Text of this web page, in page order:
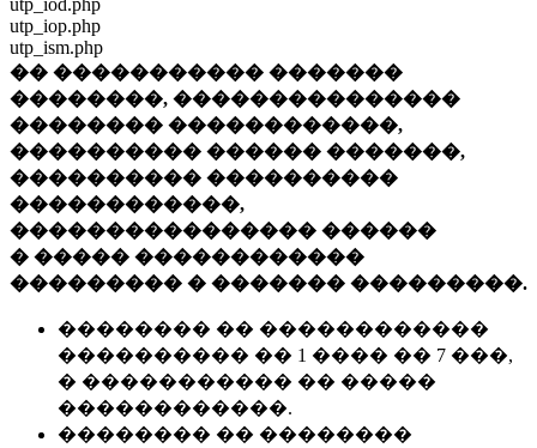
utp_iop.php
utp_ism.php
�� ����������� �������
��������, ���������������
�������� ������������,
���������� ������ �������,
���������� ����������
������������,
���������������� ������
� ����� ������������
��������� � ������� ���������.
�������� �� ������������
���������� �� 1 ���� �� 7 ���,
� ����������� �� �����
������������.
�������� �� ��������